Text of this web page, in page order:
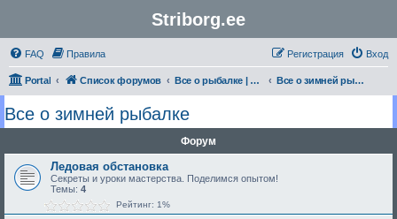
Striborg.ee
FAQ Правила Вход
Регистрация
Portal Список форумов Все о рыбалке | Секреты Мастерства Все о зимней рыбалке
Все о зимней рыбалке
Форум
Ледовая обстановка
Секреты и уроки мастерства. Поделимся опытом!
Темы: 4
Рейтинг: 1%